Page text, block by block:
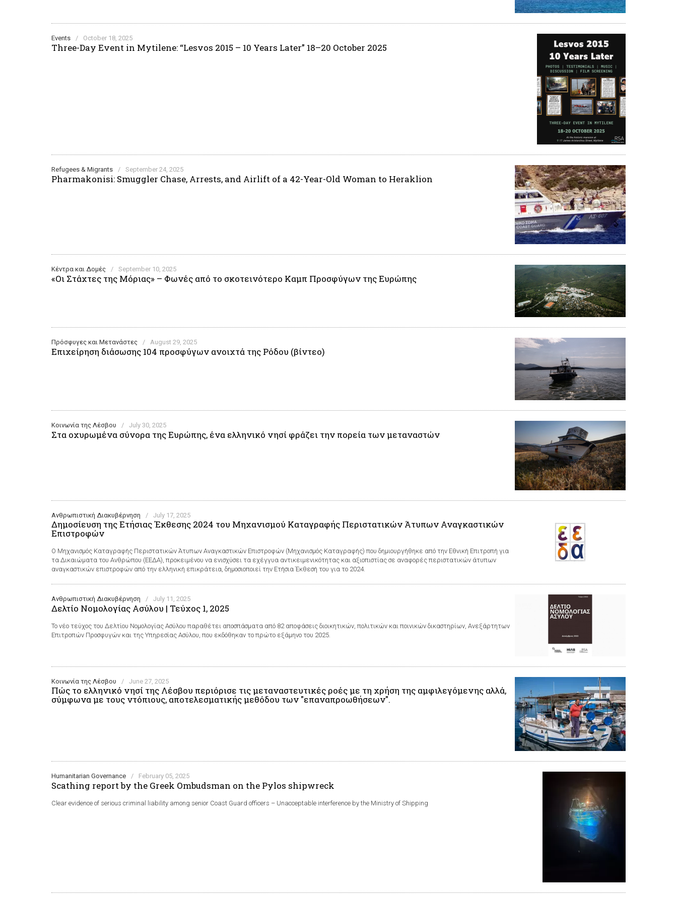
Events / October 18, 2025
Three-Day Event in Mytilene: “Lesvos 2015 – 10 Years Later” 18–20 October 2025
Refugees & Migrants / September 24, 2025
Pharmakonisi: Smuggler Chase, Arrests, and Airlift of a 42-Year-Old Woman to Heraklion
Κέντρα και Δομές / September 10, 2025
«Οι Στάχτες της Μόριας» – Φωνές από το σκοτεινότερο Καμπ Προσφύγων της Ευρώπης
Πρόσφυγες και Μετανάστες / August 29, 2025
Επιχείρηση διάσωσης 104 προσφύγων ανοιχτά της Ρόδου (βίντεο)
Κοινωνία της Λέσβου / July 30, 2025
Στα οχυρωμένα σύνορα της Ευρώπης, ένα ελληνικό νησί φράζει την πορεία των μεταναστών
Ανθρωπιστική Διακυβέρνηση / July 17, 2025
Δημοσίευση της Ετήσιας Έκθεσης 2024 του Μηχανισμού Καταγραφής Περιστατικών Άτυπων Αναγκαστικών
Επιστροφών
Ο Μηχανισμός Καταγραφής Περιστατικών Άτυπων Αναγκαστικών Επιστροφών (Μηχανισμός Καταγραφής) που δημιουργήθηκε από την Εθνική Επιτροπή για
τα Δικαιώματα του Ανθρώπου (ΕΕΔΑ), προκειμένου να ενισχύσει τα εχέγγυα αντικειμενικότητας και αξιοπιστίας σε αναφορές περιστατικών άτυπων
αναγκαστικών επιστροφών από την ελληνική επικράτεια, δημοσιοποιεί την Ετήσια Έκθεσή του για το 2024.
Ανθρωπιστική Διακυβέρνηση / July 11, 2025
Δελτίο Νομολογίας Ασύλου | Τεύχος 1, 2025
Το νέο τεύχος του Δελτίου Νομολογίας Ασύλου παραθέτει αποσπάσματα από 82 αποφάσεις διοικητικών, πολιτικών και ποινικών δικαστηρίων, Ανεξάρτητων
Επιτροπών Προσφυγών και της Υπηρεσίας Ασύλου, που εκδόθηκαν το πρώτο εξάμηνο του 2025.
Κοινωνία της Λέσβου / June 27, 2025
Πώς το ελληνικό νησί της Λέσβου περιόρισε τις μεταναστευτικές ροές με τη χρήση της αμφιλεγόμενης αλλά,
σύμφωνα με τους ντόπιους, αποτελεσματικής μεθόδου των "επαναπροωθήσεων".
Humanitarian Governance / February 05, 2025
Scathing report by the Greek Ombudsman on the Pylos shipwreck
Clear evidence of serious criminal liability among senior Coast Guard officers – Unacceptable interference by the Ministry of Shipping